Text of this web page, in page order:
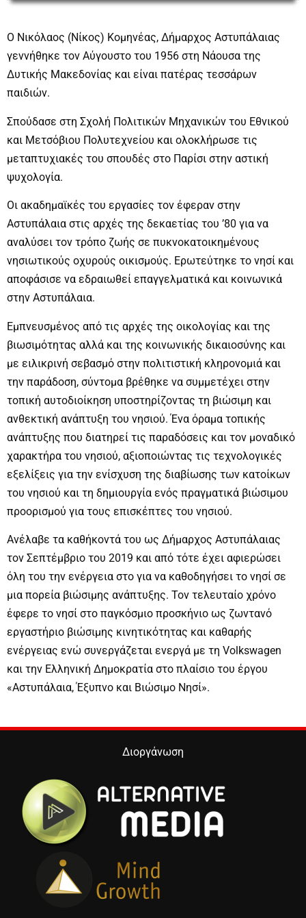
Ο Νικόλαος (Νίκος) Κομηνέας, Δήμαρχος Αστυπάλαιας
γεννήθηκε τον Αύγουστο του 1956 στη Νάουσα της
Δυτικής Μακεδονίας και είναι πατέρας τεσσάρων
παιδιών.
Σπούδασε στη Σχολή Πολιτικών Μηχανικών του Εθνικού
και Μετσόβιου Πολυτεχνείου και ολοκλήρωσε τις
μεταπτυχιακές του σπουδές στο Παρίσι στην αστική
ψυχολογία.
Οι ακαδημαϊκές του εργασίες τον έφεραν στην
Αστυπάλαια στις αρχές της δεκαετίας του ’80 για να
αναλύσει τον τρόπο ζωής σε πυκνοκατοικημένους
νησιωτικούς οχυρούς οικισμούς. Ερωτεύτηκε το νησί και
αποφάσισε να εδραιωθεί επαγγελματικά και κοινωνικά
στην Αστυπάλαια.
Εμπνευσμένος από τις αρχές της οικολογίας και της
βιωσιμότητας αλλά και της κοινωνικής δικαιοσύνης και
με ειλικρινή σεβασμό στην πολιτιστική κληρονομιά και
την παράδοση, σύντομα βρέθηκε να συμμετέχει στην
τοπική αυτοδιοίκηση υποστηρίζοντας τη βιώσιμη και
ανθεκτική ανάπτυξη του νησιού. Ένα όραμα τοπικής
ανάπτυξης που διατηρεί τις παραδόσεις και τον μοναδικό
χαρακτήρα του νησιού, αξιοποιώντας τις τεχνολογικές
εξελίξεις για την ενίσχυση της διαβίωσης των κατοίκων
του νησιού και τη δημιουργία ενός πραγματικά βιώσιμου
προορισμού για τους επισκέπτες του νησιού.
Ανέλαβε τα καθήκοντά του ως Δήμαρχος Αστυπάλαιας
τον Σεπτέμβριο του 2019 και από τότε έχει αφιερώσει
όλη του την ενέργεια στο για να καθοδηγήσει το νησί σε
μια πορεία βιώσιμης ανάπτυξης. Τον τελευταίο χρόνο
έφερε το νησί στο παγκόσμιο προσκήνιο ως ζωντανό
εργαστήριο βιώσιμης κινητικότητας και καθαρής
ενέργειας ενώ συνεργάζεται ενεργά με τη Volkswagen
και την Ελληνική Δημοκρατία στο πλαίσιο του έργου
«Αστυπάλαια, Έξυπνο και Βιώσιμο Νησί».
Διοργάνωση